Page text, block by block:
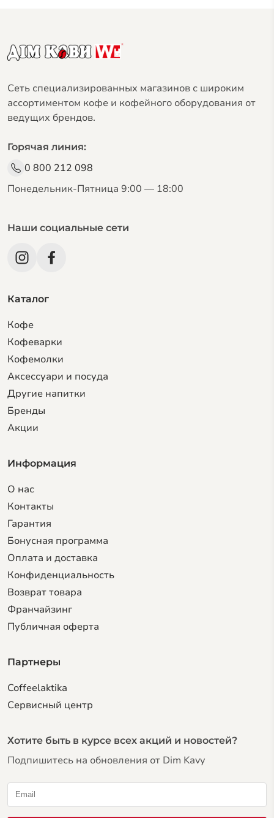
Сеть специализированных магазинов с широким
ассортиментом кофе и кофейного оборудования от
ведущих брендов.
Горячая линия:
0 800 212 098
Понедельник-Пятница 9:00 — 18:00
Наши социальные сети
Каталог
Кофе
Кофеварки
Кофемолки
Аксессуари и посуда
Другие напитки
Бренды
Акции
Информация
О нас
Контакты
Гарантия
Бонусная программа
Оплата и доставка
Конфиденциальность
Возврат товара
Франчайзинг
Публичная оферта
Партнеры
Coffeelaktika
Сервисный центр
Хотите быть в курсе всех акций и новостей?
Подпишитесь на обновления от Dim Kavy